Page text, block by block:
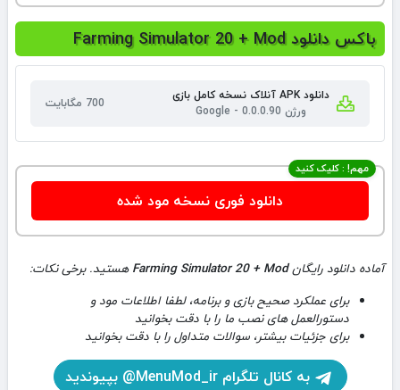
باکس دانلود Farming Simulator 20 + Mod
دانلود APK آنلاک نسخه کامل بازی
ورژن 0.0.0.90 - Google
700 مگابایت
مهم! : کلیک کنید
دانلود فوری نسخه مود شده
آماده دانلود رایگانFarming Simulator 20 + Mod هستید. برخی نکات:
برای عملکرد صحیح بازی و برنامه، لطفا اطلاعات مود و
دستورالعمل های نصب ما را با دقت بخوانید
برای جزئیات بیشتر، سوالات متداول را با دقت بخوانید
به کانال تلگرام MenuMod_ir@ بپیوندید